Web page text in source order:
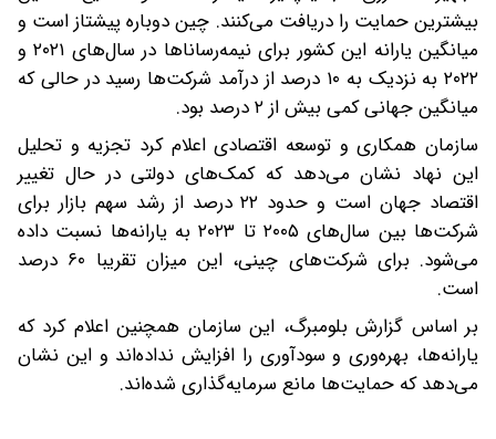
بیشترین حمایت را دریافت می‌کنند. چین دوباره پیشتاز است و
میانگین یارانه این کشور برای نیمه‌رساناها در سال‌های ۲۰۲۱ و
۲۰۲۲ به نزدیک به ۱۰ درصد از درآمد شرکت‌ها رسید در حالی که
میانگین جهانی کمی بیش از ۲ درصد بود.
سازمان همکاری و توسعه اقتصادی اعلام کرد تجزیه و تحلیل
این نهاد نشان می‌دهد که کمک‌های دولتی در حال تغییر
اقتصاد جهان است و حدود ۲۲ درصد از رشد سهم بازار برای
شرکت‌ها بین سال‌های ۲۰۰۵ تا ۲۰۲۳ به یارانه‌ها نسبت داده
می‌شود. برای شرکت‌های چینی، این میزان تقریبا ۶۰ درصد
است.
بر اساس گزارش بلومبرگ، این سازمان همچنین اعلام کرد که
یارانه‌ها، بهره‌وری و سودآوری را افزایش نداده‌اند و این نشان
می‌دهد که حمایت‌ها مانع سرمایه‌گذاری شده‌اند.